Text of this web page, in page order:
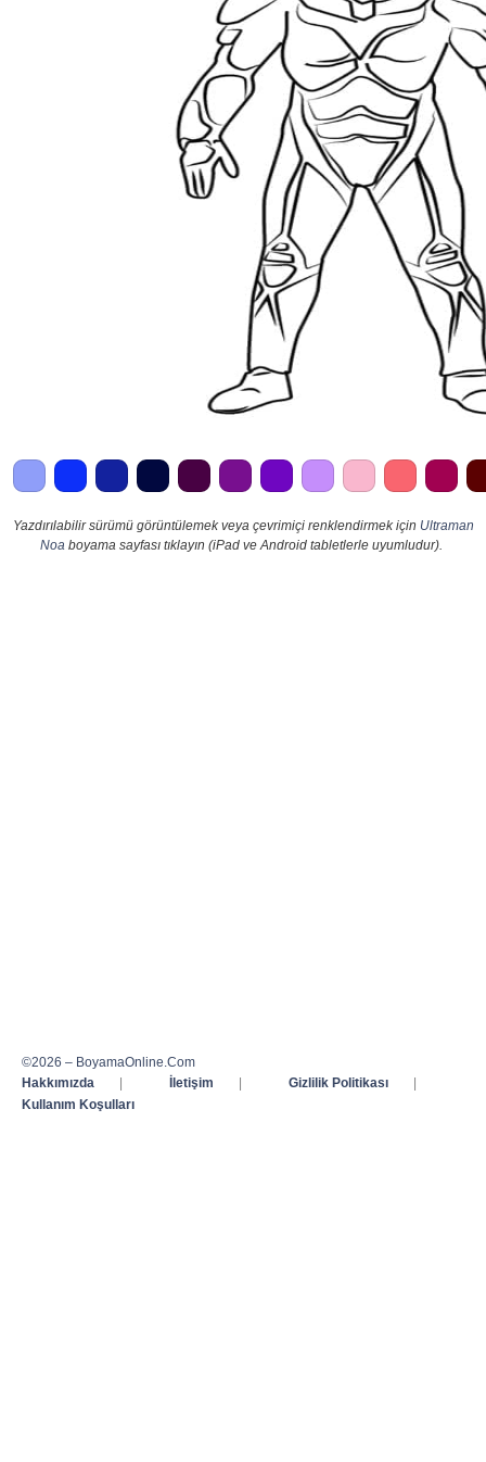
Yazdırılabilir sürümü görüntülemek veya çevrimiçi renklendirmek için Ultraman
Noa boyama sayfası tıklayın (iPad ve Android tabletlerle uyumludur).
©2026 – BoyamaOnline.Com
Hakkımızda
| İletişim | Gizlilik Politikası
|
Kullanım Koşulları